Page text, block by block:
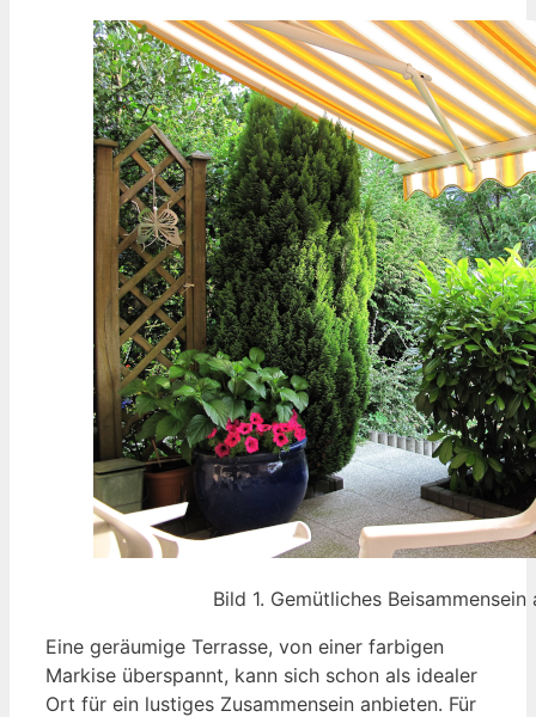
Bild 1. Gemütliches
Eine geräumige Terrasse, von einer farbigen
Markise überspannt, kann sich schon als idealer
Ort für ein lustiges Zusammensein anbieten. Für